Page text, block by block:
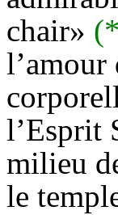
chair»
l’Esprit
milieu
le